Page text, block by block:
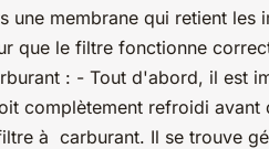
membrane qui retient les
que le filtre fonctionne
: - Tout d'abord, il est
complètement refroidi
à carburant. Il se trouve